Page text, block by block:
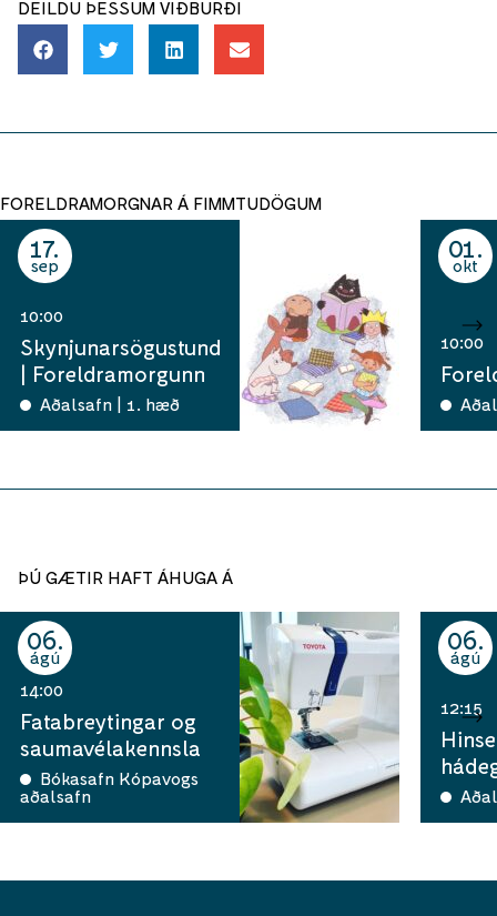
DEILDU ÞESSUM VIÐBURÐI
FORELDRAMORGNAR Á FIMMTUDÖGUM
17
sep
10:00
Skynjunarsögustund
| Foreldramorgunn
Aðalsafn | 1. hæð
01
okt
10:00
ÞÚ GÆTIR HAFT ÁHUGA Á
06
ágú
14:00
Fatabreytingar og
saumavélakennsla
Bókasafn Kópavogs
aðalsafn
06
ágú
12:15